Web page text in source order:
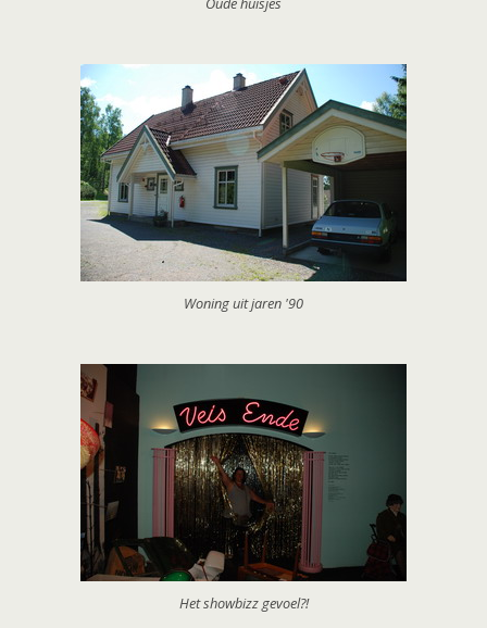
Woning uit jaren '90
Het showbizz gevoel?!